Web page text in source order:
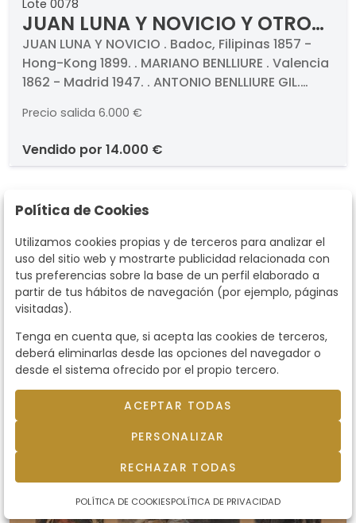
Lote 0078
JUAN LUNA Y NOVICIO Y OTROS
ARTISTAS - Venecia
JUAN LUNA Y NOVICIO . Badoc, Filipinas 1857 -
Hong-Kong 1899. . MARIANO BENLLIURE . Valencia
1862 - Madrid 1947. . ANTONIO BENLLIURE GIL.
MASRIERA. Barcelona 1842- 1902. . Venecia. Óleo
sobre país de abanico en seda. Firmado por
varios artistas. Medidas 310 x 630 mm
Precio salida 6.000 €
vendido por 14.000 €
vendido
Política de Cookies
Utilizamos cookies propias y de terceros para analizar el
uso del sitio web y mostrarte publicidad relacionada con
tus preferencias sobre la base de un perfil elaborado a
partir de tus hábitos de navegación (por ejemplo, páginas
visitadas).
Tenga en cuenta que, si acepta las cookies de terceros,
deberá eliminarlas desde las opciones del navegador o
desde el sistema ofrecido por el propio tercero.
ACEPTAR TODAS
PERSONALIZAR
RECHAZAR TODAS
POLÍTICA DE COOKIESPOLÍTICA DE PRIVACIDAD